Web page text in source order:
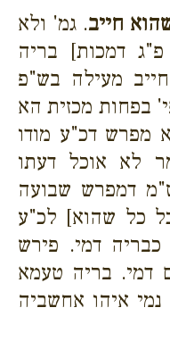
חייב. גמ' ולא
דמכות] בריה
מעילה בש"פ
בפחות מכזית הא
מפרש דכ"ע מודו
לא אוכל דעתו
דמפרש שבועה
כל שהוא] לכ"ע
דמי. פירש
דמי. בריה טעמא
איהו אחשביה